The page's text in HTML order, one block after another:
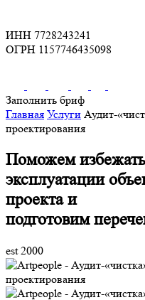
ИНН 7728243241
ОГРН 1157746435098
Заполнить бриф
Главная Услуги Аудит-
проектирования
Поможем
эксплуатации
проекта и
подготовим
est 2000